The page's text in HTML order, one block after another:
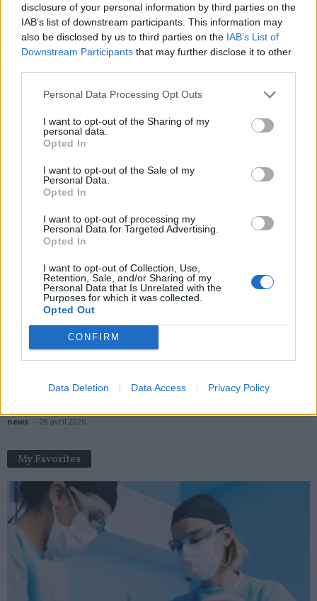
disclosure of your personal information by third parties on the
IAB’s list of downstream participants. This information may
also be disclosed by us to third parties on the IAB’s List of
Downstream Participants that may further disclose it to other
Personal Data Processing Opt Outs
I want to opt-out of the Sharing of my
personal data.
Opted In
I want to opt-out of the Sale of my
Personal Data.
Opted In
I want to opt-out of processing my
Personal Data for Targeted Advertising.
Opted In
I want to opt-out of Collection, Use,
Retention, Sale, and/or Sharing of my
Personal Data that Is Unrelated with the
Purposes for which it was collected.
Opted Out
CONFIRM
Data Deletion Data Access Privacy Policy
Sieste après 65 ans : la
Ménopause et
problèmes urinaires : le
sous-vêtements à
découvrir
Ménopause précoce : le
Popular Posts
HPI : Êtes-vous comme Morgane Alvaro, un haut potentiel
intellectuel ?
1 juillet 2022
Hôpital : votre prise en charge varie selon l’emplacement de
votre chambre
10 juin 2021
Pourquoi les appels téléphoniques sont mieux que les SMS
news - 28 avril 2026
My Favorites